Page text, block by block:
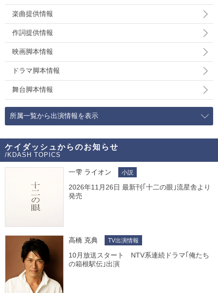
楽曲提供情報
作詞提供情報
映画脚本情報
ドラマ脚本情報
舞台脚本情報
所属一覧から出演情報を表示
ケイダッシュからのお知らせ
/KDASH TOPICS
一雫 ライオン 小説
2026年11月26日 最新刊｢十二の眼｣流星舎より
発売
高橋 克典 TV出演情報
10月放送スタート NTV系連続ドラマ｢俺たち
の箱根駅伝｣出演